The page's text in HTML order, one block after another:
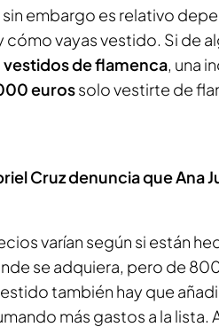
sin embargo es relativo
cómo vayas vestido. Si de
vestidos de flamenca, una
eurossolo vestirte de
Cruz denuncia que Ana
varían según si están
se adquiera, pero de
también hay que
más gastos a la lista.